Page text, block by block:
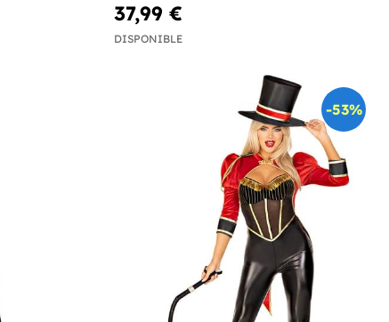
37,99 €
DISPONIBLE
-53%